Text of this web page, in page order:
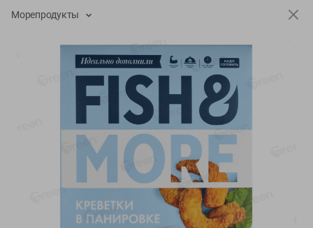
20шт в уп
Показано 1-14 из 77
Показать 15-28 из 77
Каталог товаров
Специально для вас
Морепродукты